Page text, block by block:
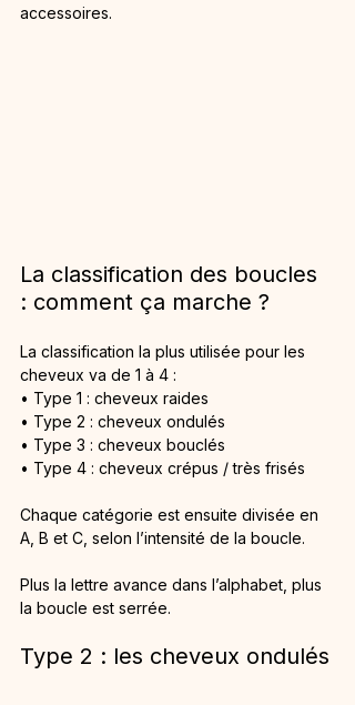
accessoires.
La classification des boucles
: comment ça marche ?
La classification la plus utilisée pour les
cheveux va de 1 à 4 :
• Type 1 : cheveux raides
• Type 2 : cheveux ondulés
• Type 3 : cheveux bouclés
• Type 4 : cheveux crépus / très frisés
Chaque catégorie est ensuite divisée en
A, B et C, selon l’intensité de la boucle.
Plus la lettre avance dans l’alphabet, plus
la boucle est serrée.
Type 2 : les cheveux ondulés